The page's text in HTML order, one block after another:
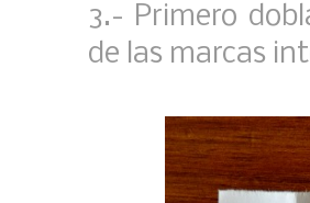
3.- Primero
de las marcas